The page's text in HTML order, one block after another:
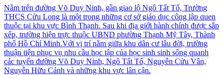
Nằm trên đường Võ Duy Ninh, gần giao lộ Ngô Tất Tố, Trường
THCS Cửu Long là một trong những cơ sở giáo dục công lập quen
thuộc tại khu vực Bình Thạnh. Sau khi địa giới hành chính được sắp
xếp, trường hiện trực thuộc UBND phường Thạnh Mỹ Tây, Thành
phố Hồ Chí Minh.Với vị trí nằm giữa khu dân cư lâu đời, trường
thuận tiện phục vụ nhu cầu học tập của học sinh sinh sống quanh
các tuyến đường Võ Duy Ninh, Ngô Tất Tố, Nguyễn Cửu Vân,
Nguyễn Hữu Cảnh và những khu vực lân cận.